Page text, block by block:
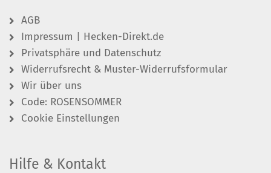
AGB
Impressum | Hecken-Direkt.de
Privatsphäre und Datenschutz
Widerrufsrecht & Muster-Widerrufsformular
Wir über uns
Code: ROSENSOMMER
Cookie Einstellungen
Hilfe & Kontakt